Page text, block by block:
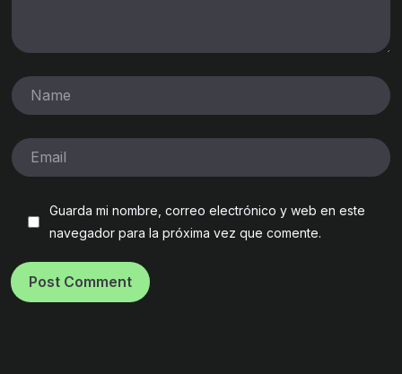
Guarda mi nombre, correo electrónico y web en este
navegador para la próxima vez que comente.
Post Comment